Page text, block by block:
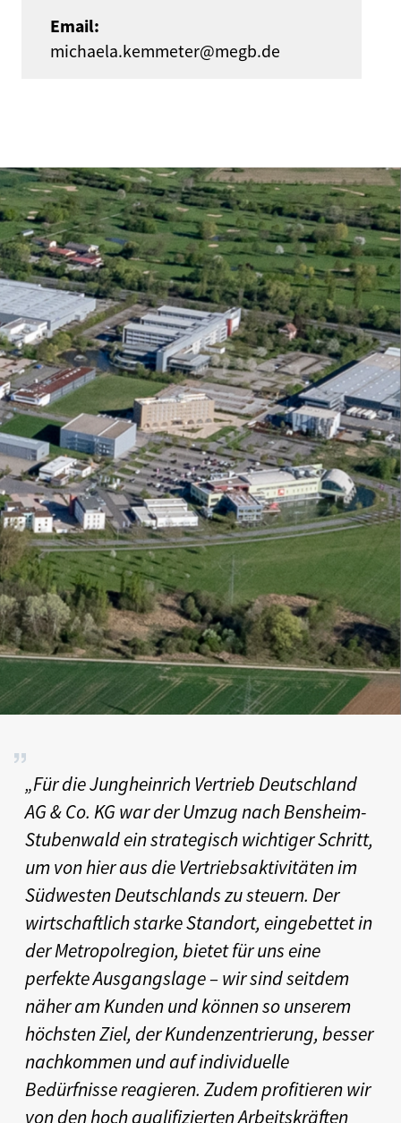
Email:
michaela.kemmeter@megb.de
„Für die Jungheinrich Vertrieb Deutschland
AG & Co. KG war der Umzug nach Bensheim-
Stubenwald ein strategisch wichtiger Schritt,
um von hier aus die Vertriebsaktivitäten im
Südwesten Deutschlands zu steuern. Der
wirtschaftlich starke Standort, eingebettet in
der Metropolregion, bietet für uns eine
perfekte Ausgangslage – wir sind seitdem
näher am Kunden und können so unserem
höchsten Ziel, der Kundenzentrierung, besser
nachkommen und auf individuelle
Bedürfnisse reagieren. Zudem profitieren wir
von den hoch qualifizierten Arbeitskräften